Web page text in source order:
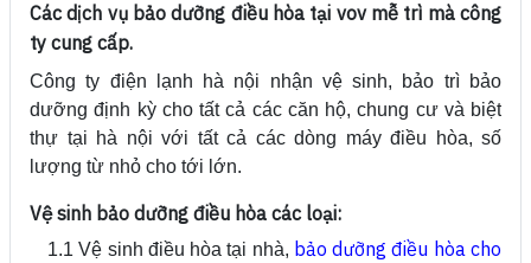
Các dịch vụ bảo dưỡng điều hòa tại vov mễ trì mà công
ty cung cấp.
Công ty điện lạnh hà nội nhận vệ sinh, bảo trì bảo
dưỡng định kỳ cho tất cả các căn hộ, chung cư và biệt
thự tại hà nội với tất cả các dòng máy điều hòa, số
lượng từ nhỏ cho tới lớn.
Vệ sinh bảo dưỡng điều hòa các loại:
1.1 Vệ sinh điều hòa tại nhà, bảo dưỡng điều hòa cho